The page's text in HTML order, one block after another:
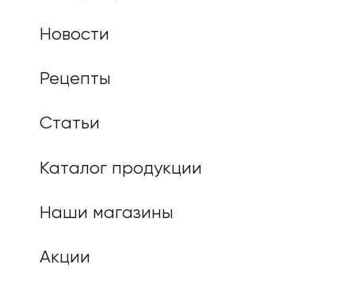
Новости
Рецепты
Статьи
Каталог продукции
Наши магазины
Акции